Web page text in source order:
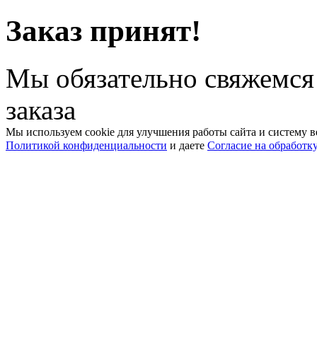
Заказ принят!
Мы обязательно
заказа
Мы используем cookie для улучшения работы сайта и систему
Политикой конфиденциальности и даете Согласие на